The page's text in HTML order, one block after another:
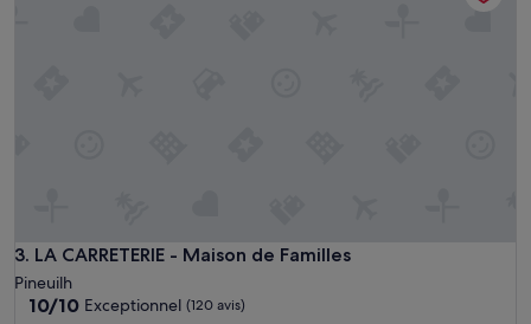
3. LA CARRETERIE - Maison de Familles
LA CARRETERIE - Maison de Familles
Pineuilh
10.0
10/10 Exceptionnel (120 avis)